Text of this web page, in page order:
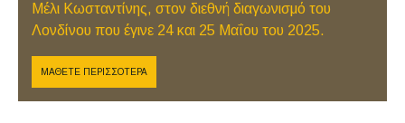
Μέλι Κωσταντίνης, στον διεθνή διαγωνισμό του
Λονδίνου που έγινε 24 και 25 Μαΐου του 2025.
ΜΆΘΕΤΕ ΠΕΡΙΣΣΌΤΕΡΑ